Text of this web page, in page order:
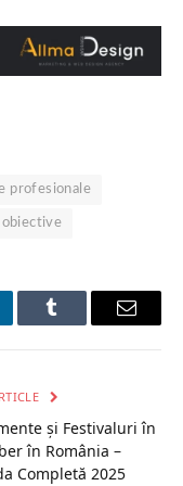
profesionale
Tumblr Email
și Festivaluri în
în România –
Completă 2025